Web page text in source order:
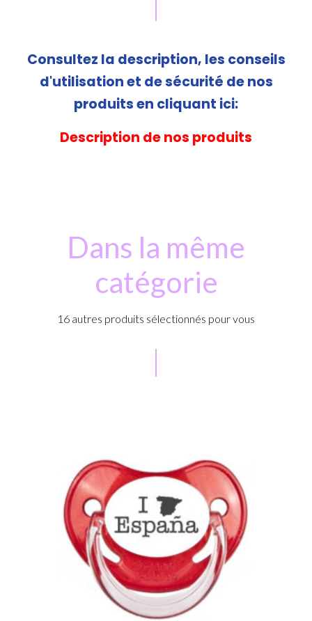
Consultez la description, les conseils
d'utilisation et de sécurité de nos
produits en cliquant ici:
Description de nos produits
Dans la même
catégorie
16 autres produits sélectionnés pour vous